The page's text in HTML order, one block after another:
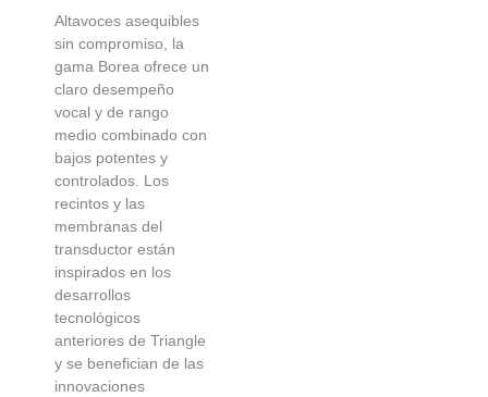
Altavoces asequibles
sin compromiso, la
gama Borea ofrece un
claro desempeño
vocal y de rango
medio combinado con
bajos potentes y
controlados. Los
recintos y las
membranas del
transductor están
inspirados en los
desarrollos
tecnológicos
anteriores de Triangle
y se benefician de las
innovaciones